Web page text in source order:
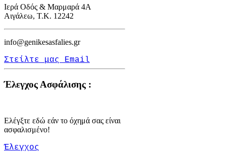
Ιερά Οδός & Μαρμαρά 4Α
Αιγάλεω, Τ.Κ. 12242
info@genikesasfalies.gr
Στείλτε μας Email
Έλεγχος Ασφάλισης :
Ελέγξτε εδώ εάν το όχημά σας είναι
ασφαλισμένο!
Έλεγχος